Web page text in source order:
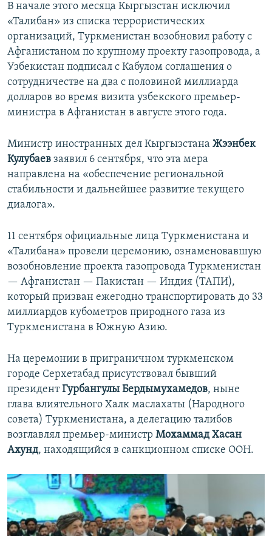
В начале этого месяца Кыргызстан исключил
«Талибан» из списка террористических
организаций, Туркменистан возобновил работу с
Афганистаном по крупному проекту газопровода, а
Узбекистан подписал с Кабулом соглашения о
сотрудничестве на два с половиной миллиарда
долларов во время визита узбекского премьер-
министра в Афганистан в августе этого года.
Министр иностранных дел Кыргызстана Жээнбек
Кулубаев заявил 6 сентября, что эта мера
направлена на «обеспечение региональной
стабильности и дальнейшее развитие текущего
диалога».
11 сентября официальные лица Туркменистана и
«Талибана» провели церемонию, ознаменовавшую
возобновление проекта газопровода Туркменистан
— Афганистан — Пакистан — Индия (ТАПИ),
который призван ежегодно транспортировать до 33
миллиардов кубометров природного газа из
Туркменистана в Южную Азию.
На церемонии в приграничном туркменском
городе Серхетабад присутствовал бывший
президентГурбангулы Бердымухамедов, ныне
глава влиятельного Халк маслахаты (Народного
совета) Туркменистана, а делегацию талибов
возглавлял премьер-министр Мохаммад Хасан
Ахунд, находящийся в санкционном списке ООН.